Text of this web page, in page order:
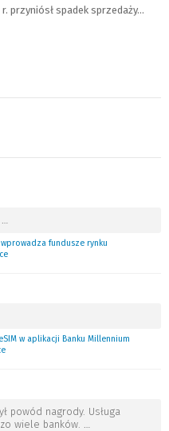
przyniósł spadek sprzedaży…
…
fundusze rynku
w aplikacji Banku Millennium
powód nagrody. Usługa
wiele banków. …